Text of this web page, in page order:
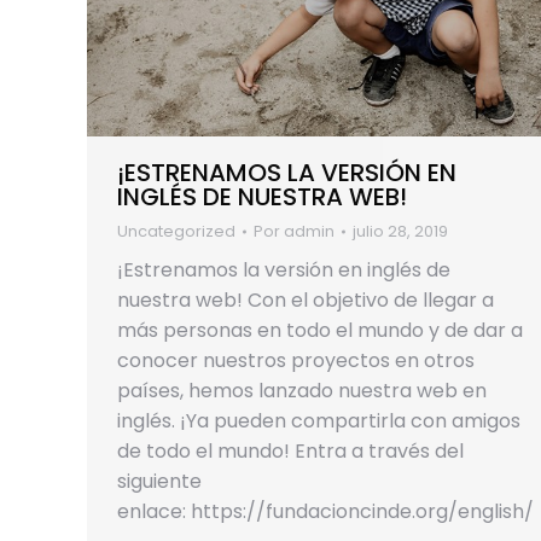
¡ESTRENAMOS LA VERSIÓN EN
INGLÉS DE NUESTRA WEB!
Uncategorized Por admin julio 28, 2019
¡Estrenamos la versión en inglés de
nuestra web! Con el objetivo de llegar a
más personas en todo el mundo y de dar a
conocer nuestros proyectos en otros
países, hemos lanzado nuestra web en
inglés. ¡Ya pueden compartirla con amigos
de todo el mundo! Entra a través del
siguiente
enlace: https://fundacioncinde.org/english/